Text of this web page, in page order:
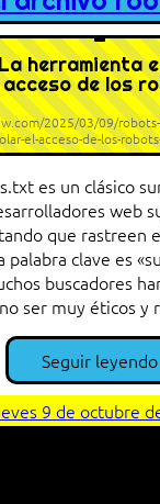
herramienta
de los
2025/03/09/
el-acceso-de-los-
es un clásico
web
que rastreen
palabra clave es
buscadores
ser muy éticos y
Seguir leyendo
9 de octubre